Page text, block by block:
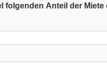
folgenden Anteil der Miete